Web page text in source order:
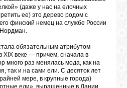
(даже у нас на елочных
ее) это дерево родом с
финский немец на службе России
обязательным атрибутом
XIX веке — причем, сначала в
много раз менялась мода, как на
так и на сами ели. С десяток лет
мере, в крупные города)
ели», выращенные в Дании.